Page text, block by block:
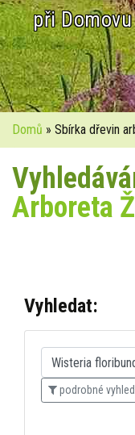
při
Domů » Sbírka dřevin
Arboreta
Vyhledat:
podrobné